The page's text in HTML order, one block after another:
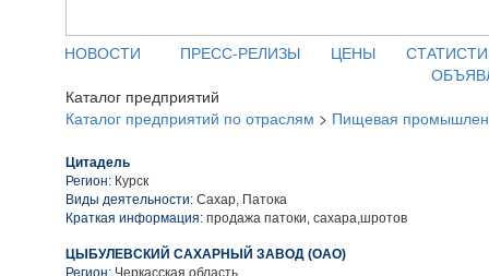
НОВОСТИ ПРЕСС-РЕЛИЗЫ ЦЕНЫ
Каталог предприятий
Каталог предприятий по отраслям > Пищевая
Цитадель
Регион: Курск
Виды деятельности: Сахар, Патока
Краткая информация: продажа патоки, сахара,шротов
ЦЫБУЛЕВСКИЙ САХАРНЫЙ ЗАВОД (ОАО)
Регион: Черкасская область